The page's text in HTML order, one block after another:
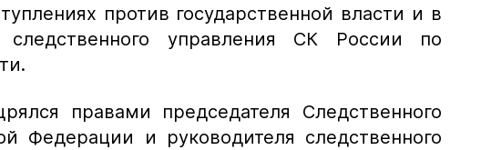
против государственной власти и в
управления СК России по
правами председателя Следственного
Федерации и руководителя следственного